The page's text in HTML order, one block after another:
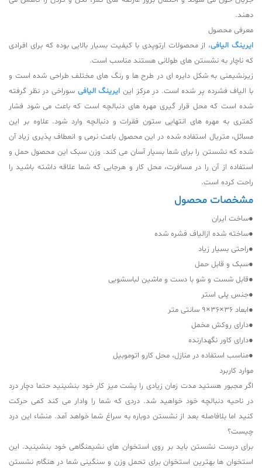
دهند‌.
معرفی محصول
ایرینگ الیافی، از محصولات ارتوپدی با کیفیت بسیار بالایی بوده که برای افرادی
که ناچار به نشستن های طولانی هستند مناسب است.
زیرنشیمنی به شکل دایره ای در طرح ها و رنگ های مختلف طراحی شده است و
با الیاف فشرده پر شده است. در مرکز این ایرینگ الیافی سوراخی در نظر گرفته
شده است که محل قرار گیری مهره های دنبالچه است که باعث می شود فشار
کمتری به مهره های انتهایی ستون فقرات و دنبالچه وارد شود. علاوه بر این
مسائل، متریال استفاده شده در این محصول باعث نرمی و انعطاف پذیری زیاد آن
شده که نشستن را برای شما بسیار آسان می کند. وزن سبک این محصول حمل و
استفاده از آن را در مسافرت، محل کار و هرجایی که شما علاقه داشته باشید را
راحت کرده است.
مشخصات محصول
●ساخت ایران
●ساخته شده ازالیاف فشره شده
●راحتی بسیار زیاد
●سبک و قابل حمل
●قابل شست و شو با دست و ماشین لباسشویی
●جنس پلی استر
●ابعاد ۳۶×۳۶×۹ سانتی متر
●دارای روکش مخمل
●دارای کاور نگهدارنده
●مناسب استفاده در منازل، محل کارو اتوموبیل
موارد کاربرد
اگر مجبور هستید مدت زمان زیادی را پشت میز کار خود بنشینید حتما دچار درد
در ناحیه دنبالچه خود خواهید شد. دردی که شما را وادار می کند کمی حرکت
کنید اما بلافاصله بعد از نشستن دوباره به سراغ شما خواهد آمد. منشاء این درد
چیست؟
برای درست نشستن باید بر روی استخوان های نشیمنگاهی خود بنشینید. این
استخوان ها بهترین استخوان برای تحمل وزن و سنگینی شما در هنگام نشستن